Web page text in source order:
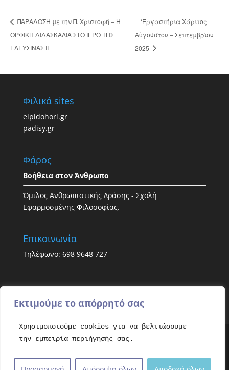
Εκτιμούμε το απόρρητό σας
Χρησιμοποιούμε cookies για να βελτιώσουμε
την εμπειρία περιήγησής σας.
ΠΑΡΑΔΟΣΗ με την Π. Χριστοφή – Η
ΟΡΦΙΚΗ ΔΙΔΑΣΚΑΛΙΑ ΣΤΟ ΙΕΡΟ ΤΗΣ
ΕΛΕΥΣΙΝΑΣ ΙΙ
‘Εργαστήρια Χάριτος
Αὐγούστου – Σεπτεμβρίου
2025
Φιλικά sites
elpidohori.gr
padisy.gr
Φάρος
Βοήθεια στον Άνθρωπο
Όμιλος Ανθρωπιστικής Δράσης - Σχολή
Εφαρμοσμένης Φιλοσοφίας.
Επικοινωνία
Τηλέφωνο: 698 9648 727
Απαγορεύεται η αντιγραφή και ο πλαγιαρισμός